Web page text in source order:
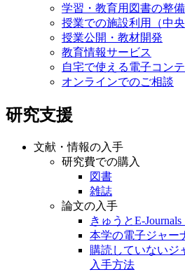
学習・教育用図書の整備
授業での施設利用（中央
授業公開・教材開発
教育情報サービス
自宅で使える電子コン
オンラインでのご相談
研究支援
文献・情報の入手
研究費での購入
図書
雑誌
論文の入手
きゅうとE-
本学の電子ジャー
購読していないジ
入手方法